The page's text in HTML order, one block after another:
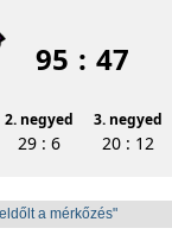
95 : 47
2. negyed 3. negyed
29 : 6 20 : 12
a mérkőzés